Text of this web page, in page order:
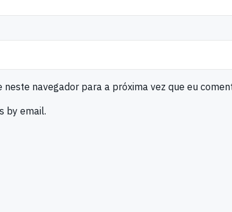
neste navegador para a próxima vez que eu
by email.